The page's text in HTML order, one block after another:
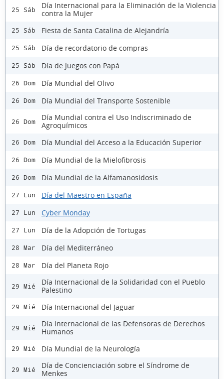
25 Sáb
Día Internacional para la Eliminación de la Violencia
contra la Mujer
25 Sáb Fiesta de Santa Catalina de Alejandría
25 Sáb Día de recordatorio de compras
25 Sáb Día de Juegos con Papá
26 Dom Día Mundial del Olivo
26 Dom Día Mundial del Transporte Sostenible
26 Dom
Día Mundial contra el Uso Indiscriminado de
Agroquímicos
26 Dom Día Mundial del Acceso a la Educación Superior
26 Dom Día Mundial de la Mielofibrosis
26 Dom Día Mundial de la Alfamanosidosis
27 Lun Día del Maestro en España
27 Lun Cyber Monday
27 Lun Día de la Adopción de Tortugas
28 Mar Día del Mediterráneo
28 Mar Día del Planeta Rojo
29 Mié
Día Internacional de la Solidaridad con el Pueblo
Palestino
29 Mié Día Internacional del Jaguar
29 Mié
Día Internacional de las Defensoras de Derechos
Humanos
29 Mié Día Mundial de la Neurología
29 Mié
Día de Concienciación sobre el Síndrome de
Menkes